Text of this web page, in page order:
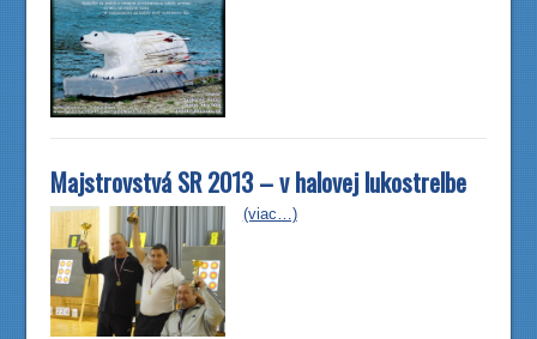
Majstrovstvá SR 2013 – v halovej lukostrelbe
(viac…)